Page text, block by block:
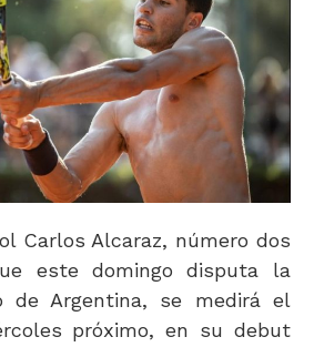
Carlos Alcaraz, número dos
este domingo disputa la
de Argentina, se medirá el
próximo, en su debut